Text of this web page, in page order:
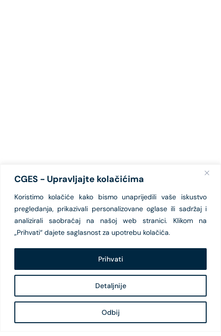
CGES - Upravljajte kolačićima
Koristimo kolačiće kako bismo unaprijedili vaše iskustvo
pregledanja, prikazivali personalizovane oglase ili sadržaj i
analizirali saobraćaj na našoj web stranici. Klikom na
„Prihvati“ dajete saglasnost za upotrebu kolačića.
Detaljnije
Odbij
Prihvati